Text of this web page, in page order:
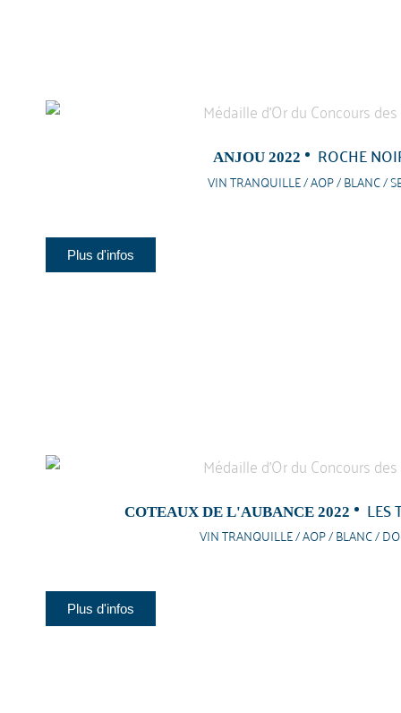
ANJOU 2022 ROCHE
VIN TRANQUILLE / AOP / BLANC /
Plus d'infos
COTEAUX DE L'AUBANCE 2022 LES
VIN TRANQUILLE / AOP / BLANC /
Plus d'infos